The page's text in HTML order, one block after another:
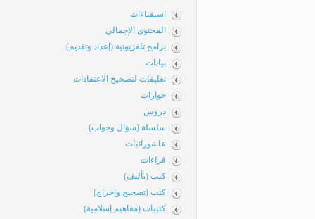
استفتاءات
المحتوى الإجمالي
برامج تلفزيونية (إعداد وتقديم)
بيانات
تعليقات لتصحيح الاعتقادات
حوارات
دروس
سلسلة (سؤال وجواب)
عاشورائيات
قراءات
كتب (تأليف)
كتب (تصحيح وإخراج)
كتيبات (مفاهيم إسلامية)